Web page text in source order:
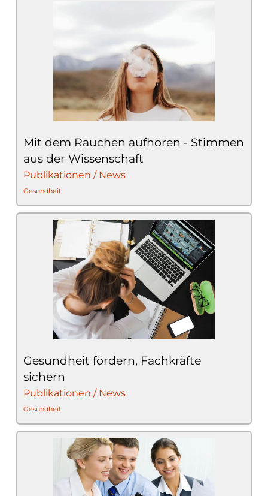
Mit dem Rauchen aufhören - Stimmen
aus der Wissenschaft
Publikationen / News
Gesundheit
Gesundheit fördern, Fachkräfte
sichern
Publikationen / News
Gesundheit